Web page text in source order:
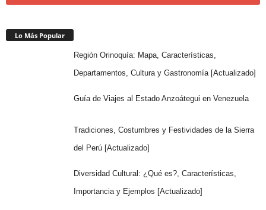
Lo Más Popular
Región Orinoquía: Mapa, Características,
Departamentos, Cultura y Gastronomía [Actualizado]
Guía de Viajes al Estado Anzoátegui en Venezuela
Tradiciones, Costumbres y Festividades de la Sierra
del Perú [Actualizado]
Diversidad Cultural: ¿Qué es?, Características,
Importancia y Ejemplos [Actualizado]